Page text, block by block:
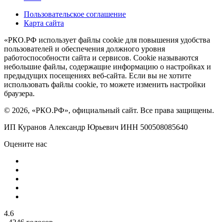
Пользовательское соглашение
Карта сайта
«РКО.РФ использует файлы cookie для повышения удобства
пользователей и обеспечения должного уровня
работоспособности сайта и сервисов. Cookie называются
небольшие файлы, содержащие информацию о настройках и
предыдущих посещениях веб-сайта. Если вы не хотите
использовать файлы cookie, то можете изменить настройки
браузера.
© 2026, «РКО.РФ», официальный сайт. Все права защищены.
ИП Куранов Александр Юрьевич ИНН 500508085640
Оцените нас
4.6